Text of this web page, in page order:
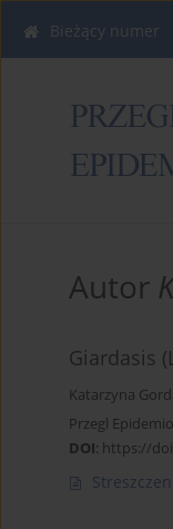
Bieżący numer
Autor
Giardasis
Katarzyna
Przegl
DOI: https://